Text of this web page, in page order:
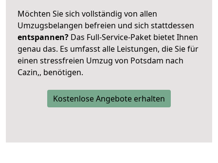
Möchten Sie sich vollständig von allen
Umzugsbelangen befreien und sich stattdessen
entspannen? Das Full-Service-Paket bietet Ihnen
genau das. Es umfasst alle Leistungen, die Sie für
einen stressfreien Umzug von Potsdam nach
Cazin,, benötigen.
Kostenlose Angebote erhalten